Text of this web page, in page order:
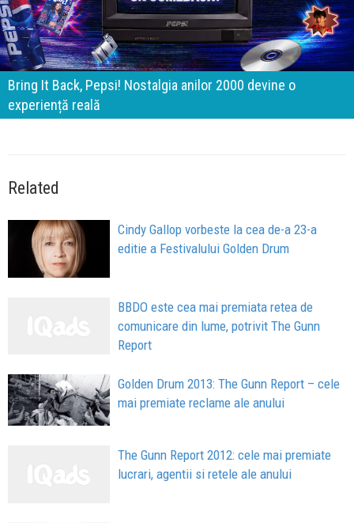
Bring It Back, Pepsi! Nostalgia anilor 2000 devine o
experiență reală
Related
Cindy Gallop vorbeste la cea de-a 23-a
editie a Festivalului Golden Drum
BBDO este cea mai premiata retea de
comunicare din lume, potrivit The Gunn
Report
Golden Drum 2013: The Gunn Report – cele
mai premiate reclame ale anului
The Gunn Report 2012: cele mai premiate
lucrari, agentii si retele ale anului